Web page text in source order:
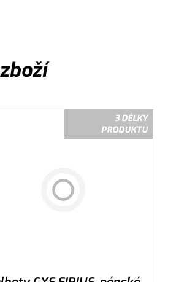
3 DÉLKY
PRODUKTU